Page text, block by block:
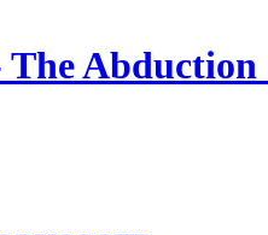
Abduction